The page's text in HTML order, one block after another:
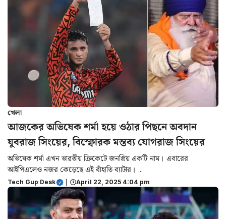
খেলা
আজকের অভিষেক শর্মা হয়ে ওঠার পিছনে অবদান
যুবরাজ সিংয়ের, বিস্ফোরক মন্তব্য যোগরাজ সিংয়ের
অভিষেক শর্মা এখন ভারতীয় ক্রিকেটে জনপ্রিয় একটি নাম। এবারের
আইপিএলেও নজর কেড়েছে এই বাঁহাতি ব্যাটার। ...
Tech Gup Desk April 22, 2025 4:04 pm